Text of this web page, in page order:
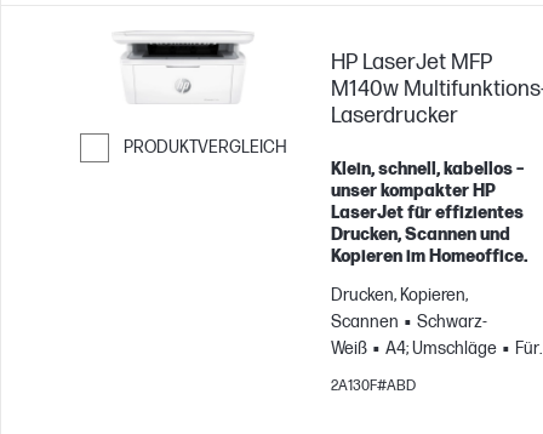
PRODUKTVERGLEICH
HP LaserJet MFP
M140w
Laserdrucker
Klein, schnell, kabellos –
unser kompakter HP
LaserJet für effizientes
Drucken, Scannen und
Kopieren im Homeoffice.
Drucken, Kopieren,
Scannen
Schwarz-
Weiß
A4; Umschläge
Für
Gruppen mit bis zu
2A130F#ABD